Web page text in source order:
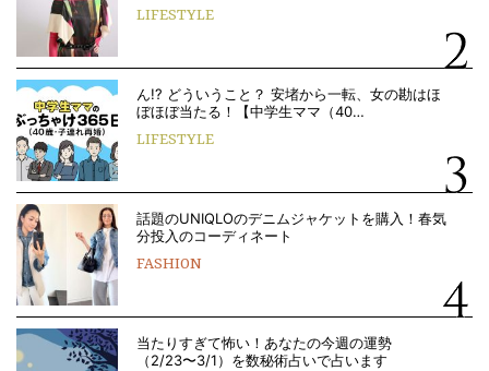
LIFESTYLE
ん!? どういうこと？ 安堵から一転、女の勘はほ
ぼほぼ当たる！【中学生ママ（40…
LIFESTYLE
話題のUNIQLOのデニムジャケットを購入！春気
分投入のコーディネート
FASHION
当たりすぎて怖い！あなたの今週の運勢
（2/23〜3/1）を数秘術占いで占います